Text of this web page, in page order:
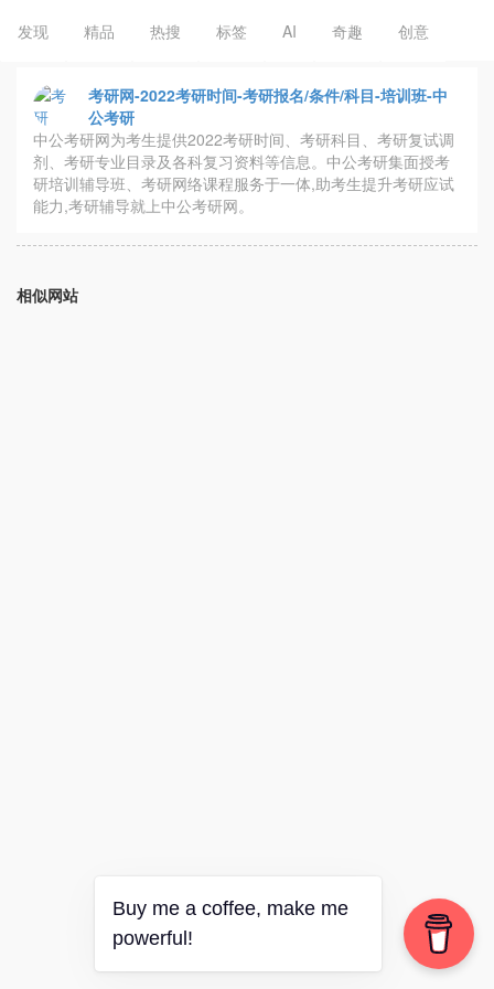
发现 精品 热搜 标签 AI 奇趣 创意
考研网-2022考研时间-考研报名/条件/科目-培训班-中
公考研
中公考研网为考生提供2022考研时间、考研科目、考研复试调
剂、考研专业目录及各科复习资料等信息。中公考研集面授考
研培训辅导班、考研网络课程服务于一体,助考生提升考研应试
能力,考研辅导就上中公考研网。
相似网站
Buy me a coffee, make me
powerful!